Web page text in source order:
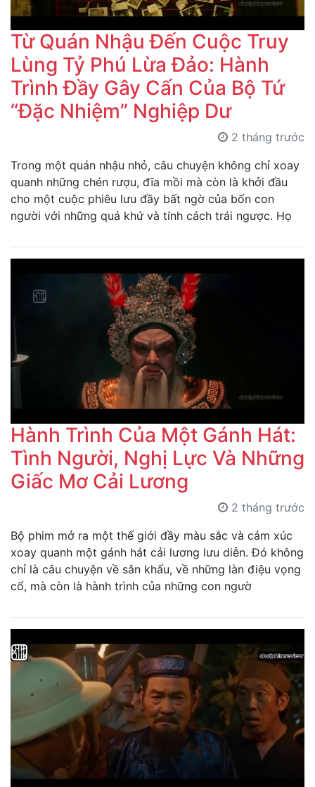
Từ Quán Nhậu Đến Cuộc Truy
Lùng Tỷ Phú Lừa Đảo: Hành
Trình Đầy Gây Cấn Của Bộ Tứ
“Đặc Nhiệm” Nghiệp Dư
2 tháng trước
Trong một quán nhậu nhỏ, câu chuyện không chỉ xoay
quanh những chén rượu, đĩa mồi mà còn là khởi đầu
cho một cuộc phiêu lưu đầy bất ngờ của bốn con
người với những quá khứ và tính cách trái ngược. Họ
Hành Trình Của Một Gánh Hát:
Tình Người, Nghị Lực Và Những
Giấc Mơ Cải Lương
2 tháng trước
Bộ phim mở ra một thế giới đầy màu sắc và cảm xúc
xoay quanh một gánh hát cải lương lưu diễn. Đó không
chỉ là câu chuyện về sân khấu, về những làn điệu vọng
cổ, mà còn là hành trình của những con ngườ